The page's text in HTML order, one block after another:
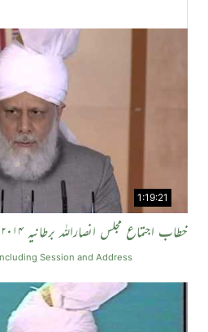
1:19:21
خطاب اجتماع مجلس انصاراللہ برطانیہ ۲۰۱۴ء
Session and Address